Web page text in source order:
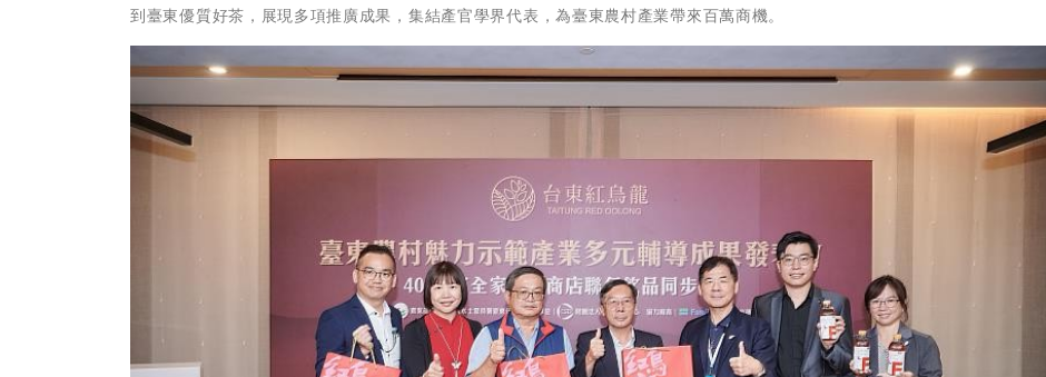
到臺東優質好茶，展現多項推廣成果，集結產官學界代表，為臺東農村產業帶來百萬商機。